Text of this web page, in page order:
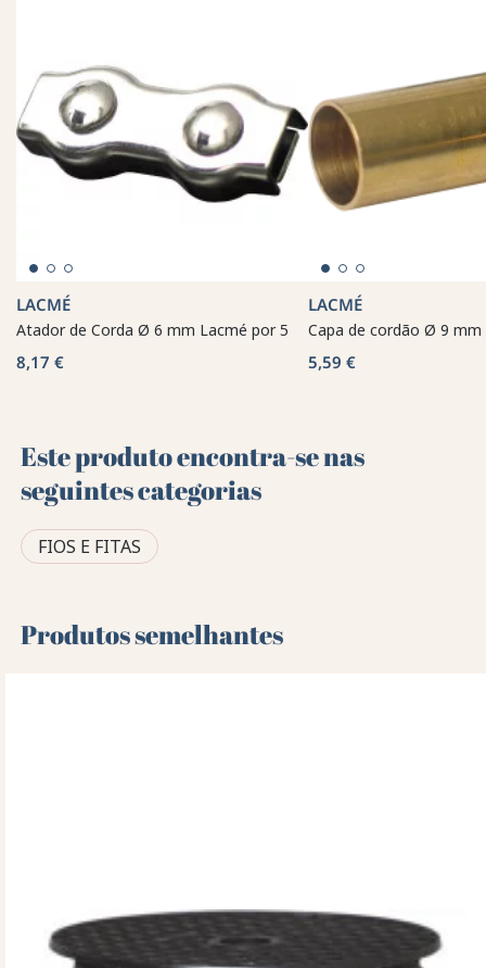
LACMÉ
Atador de Corda Ø 6 mm Lacmé por 5
8,17 €
LACMÉ
Capa de cordão Ø 9
5,59 €
Este produto encontra-se nas
seguintes categorias
FIOS E FITAS
Produtos semelhantes